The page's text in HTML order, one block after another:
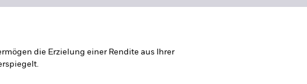
die Erzielung einer Rendite aus Ihrer